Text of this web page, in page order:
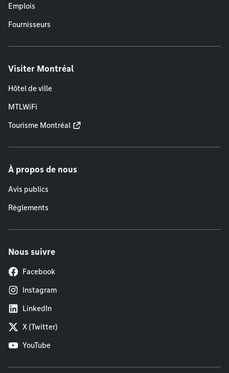
Emplois
Fournisseurs
Visiter Montréal
Hôtel de ville
MTLWiFi
Tourisme Montréal
À propos de nous
Avis publics
Règlements
Nous suivre
Facebook
Instagram
LinkedIn
X (Twitter)
YouTube